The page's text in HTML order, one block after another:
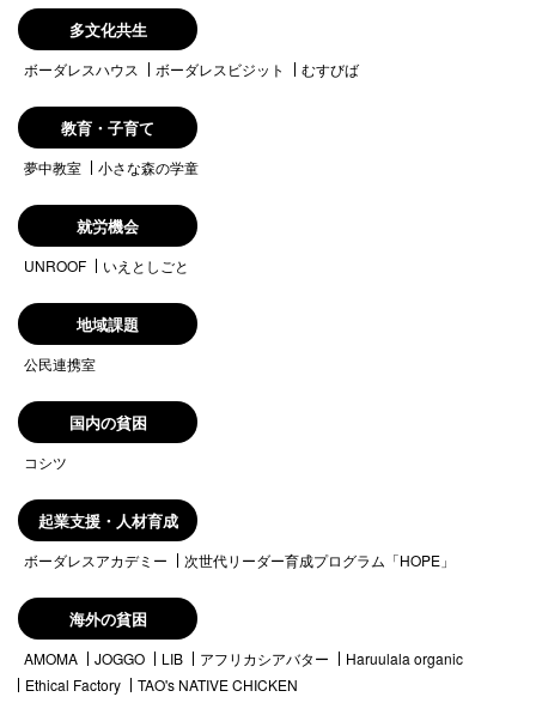
多文化共生
ボーダレスハウス ボーダレスビジット むすびば
教育・子育て
夢中教室 小さな森の学童
就労機会
UNROOF いえとしごと
地域課題
公民連携室
国内の貧困
コシツ
起業支援・人材育成
ボーダレスアカデミー 次世代リーダー育成プログラム「HOPE」
海外の貧困
AMOMA JOGGO LIB アフリカシアバター
Haruulala organic
Ethical Factory
TAO's NATIVE CHICKEN